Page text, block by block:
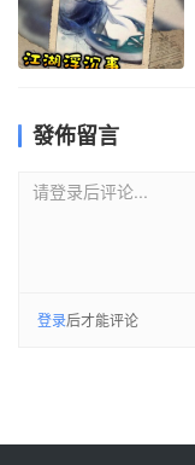
發佈留言
请登录后评论...
登录后才能评论